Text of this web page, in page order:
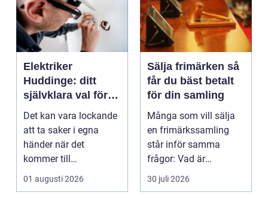
Elektriker
Huddinge: ditt
självklara val för
säker elinstallation
Det kan vara lockande
att ta saker i egna
händer när det
kommer till
hemförbättr...
01 augusti 2026
Sälja frimärken så
får du bäst betalt
för din samling
Många som vill sälja
en frimärkssamling
står inför samma
frågor: Vad är
samlingen värd? Var
vänder m...
30 juli 2026